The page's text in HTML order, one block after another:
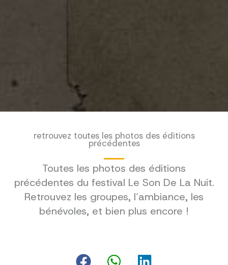
retrouvez toutes les photos des éditions
précédentes
Toutes les photos des éditions
précédentes du festival Le Son De La Nuit.
Retrouvez les groupes, l’ambiance, les
bénévoles, et bien plus encore !